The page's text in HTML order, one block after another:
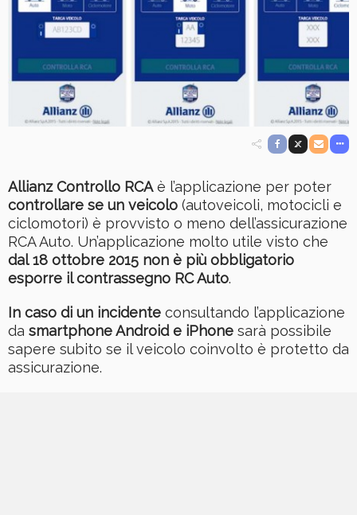
Allianz Controllo RCAè l’applicazione per poter
controllare se un veicolo (autoveicoli, motocicli e
ciclomotori) è provvisto o meno dell’assicurazione
RCA Auto. Un’applicazione molto utile visto che
dal 18 ottobre 2015 non è più obbligatorio
esporre il contrassegno RC Auto.
In caso di un incidente consultando l’applicazione
da smartphone Android e iPhone sarà possibile
sapere subito se il veicolo coinvolto è protetto da
assicurazione.